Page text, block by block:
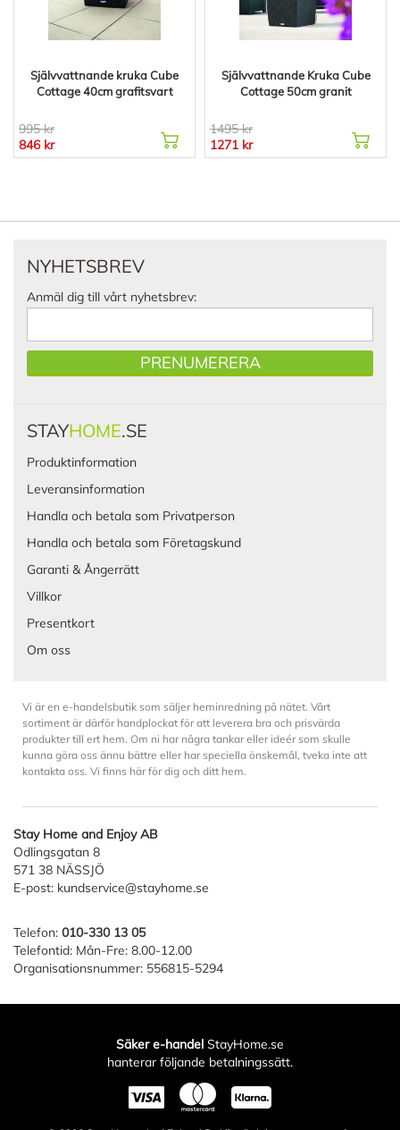
Självvattnande kruka Cube
Cottage 40cm grafitsvart
995 kr
846 kr
Självvattnande Kruka Cube
Cottage 50cm granit
1495 kr
1271 kr
NYHETSBREV
Anmäl dig till vårt nyhetsbrev:
PRENUMERERA
STAYHOME.SE
Produktinformation
Leveransinformation
Handla och betala som Privatperson
Handla och betala som Företagskund
Garanti & Ångerrätt
Villkor
Presentkort
Om oss
Vi är en e-handelsbutik som säljer heminredning på nätet. Vårt
sortiment är därför handplockat för att leverera bra och prisvärda
produkter till ert hem. Om ni har några tankar eller ideér som skulle
kunna göra oss ännu bättre eller har speciella önskemål, tveka inte att
kontakta oss. Vi finns här för dig och ditt hem.
Stay Home and Enjoy AB
Odlingsgatan 8
571 38 NÄSSJÖ
E-post: kundservice@stayhome.se
Telefon: 010-330 13 05
Telefontid: Mån-Fre: 8.00-12.00
Organisationsnummer: 556815-5294
Säker e-handel StayHome.se
hanterar följande betalningssätt.